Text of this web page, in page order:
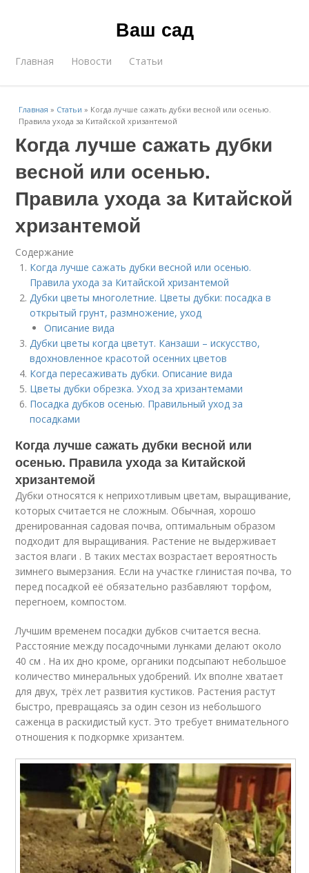
Ваш сад
Главная Новости Статьи
Главная » Статьи » Когда лучше сажать дубки весной или осенью.
Правила ухода за Китайской хризантемой
Когда лучше сажать дубки
весной или осенью.
Правила ухода за Китайской
хризантемой
Содержание
Когда лучше сажать дубки весной или осенью.
Правила ухода за Китайской хризантемой
Дубки цветы многолетние. Цветы дубки: посадка в
открытый грунт, размножение, уход
Описание вида
Дубки цветы когда цветут. Канзаши – искусство,
вдохновленное красотой осенних цветов
Когда пересаживать дубки. Описание вида
Цветы дубки обрезка. Уход за хризантемами
Посадка дубков осенью. Правильный уход за
посадками
Когда лучше сажать дубки весной или
осенью. Правила ухода за Китайской
хризантемой
Дубки относятся к неприхотливым цветам, выращивание,
которых считается не сложным. Обычная, хорошо
дренированная садовая почва, оптимальным образом
подходит для выращивания. Растение не выдерживает
застоя влаги . В таких местах возрастает вероятность
зимнего вымерзания. Если на участке глинистая почва, то
перед посадкой её обязательно разбавляют торфом,
перегноем, компостом.
Лучшим временем посадки дубков считается весна.
Расстояние между посадочными лунками делают около
40 см . На их дно кроме, органики подсыпают небольшое
количество минеральных удобрений. Их вполне хватает
для двух, трёх лет развития кустиков. Растения растут
быстро, превращаясь за один сезон из небольшого
саженца в раскидистый куст. Это требует внимательного
отношения к подкормке хризантем.